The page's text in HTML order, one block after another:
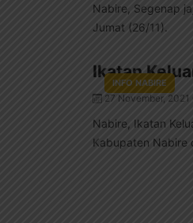
Nabire, Segenap
Jumat (26/11).
INFO NABIRE
Ikatan
27 November, 2021
Nabire, Ikatan
Kabupaten Nabire